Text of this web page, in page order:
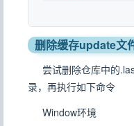
删除缓存update文
尝试删除仓库中的
录，再执行如下命令
Window环境